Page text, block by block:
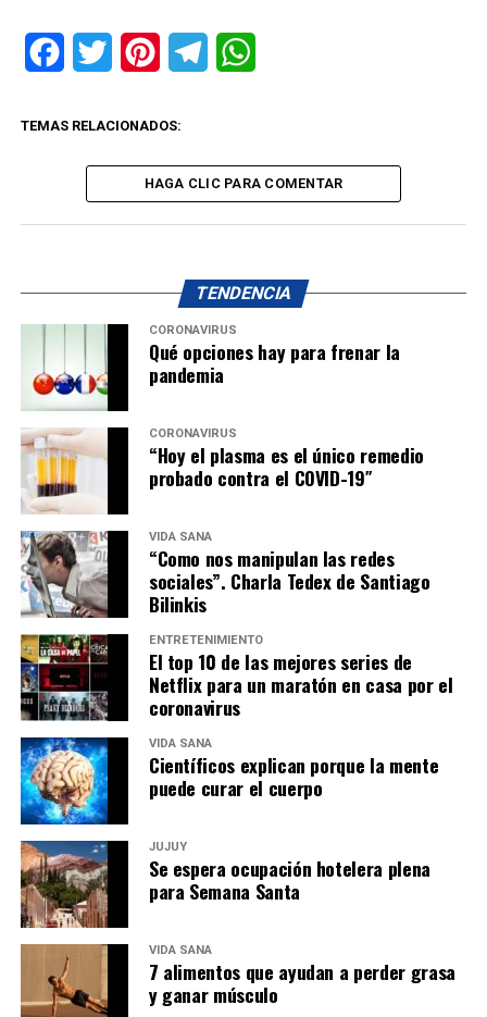
FacebookTwitter PinterestTelegram
TEMAS RELACIONADOS:
HAGA CLIC PARA COMENTAR
TENDENCIA
CORONAVIRUS
Qué opciones hay para frenar la
pandemia
CORONAVIRUS
“Hoy el plasma es el único remedio
probado contra el COVID-19″
VIDA SANA
“Como nos manipulan las redes
sociales”. Charla Tedex de Santiago
Bilinkis
ENTRETENIMIENTO
El top 10 de las mejores series de
Netflix para un maratón en casa por el
coronavirus
VIDA SANA
Científicos explican porque la mente
puede curar el cuerpo
JUJUY
Se espera ocupación hotelera plena
para Semana Santa
VIDA SANA
7 alimentos que ayudan a perder grasa
y ganar músculo